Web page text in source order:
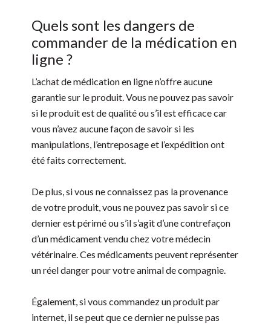
Quels sont les dangers de
commander de la médication en
ligne ?
L’achat de médication en ligne n’offre aucune
garantie sur le produit. Vous ne pouvez pas savoir
si le produit est de qualité ou s’il est efficace car
vous n’avez aucune façon de savoir si les
manipulations, l’entreposage et l’expédition ont
été faits correctement.
De plus, si vous ne connaissez pas la provenance
de votre produit, vous ne pouvez pas savoir si ce
dernier est périmé ou s’il s’agit d’une contrefaçon
d’un médicament vendu chez votre médecin
vétérinaire. Ces médicaments peuvent représenter
un réel danger pour votre animal de compagnie.
Également, si vous commandez un produit par
internet, il se peut que ce dernier ne puisse pas